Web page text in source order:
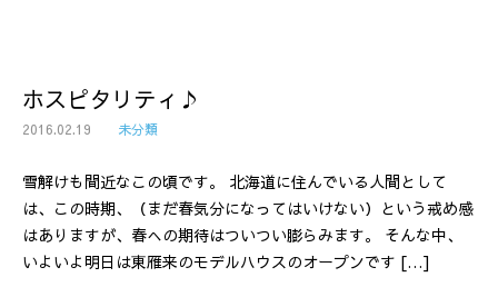
ホスピタリティ♪
2016.02.19 未分類
雪解けも間近なこの頃です。 北海道に住んでいる人間として
は、この時期、（まだ春気分になってはいけない）という戒め感
はありますが、春への期待はついつい膨らみます。 そんな中、
いよいよ明日は東雁来のモデルハウスのオープンです […]